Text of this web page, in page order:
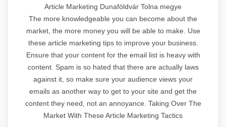
Article Marketing Dunaföldvár Tolna megye
The more knowledgeable you can become about the
market, the more money you will be able to make. Use
these article marketing tips to improve your business.
Ensure that your content for the email list is heavy with
content. Spam is so hated that there are actually laws
against it, so make sure your audience views your
emails as another way to get to your site and get the
content they need, not an annoyance. Taking Over The
Market With These Article Marketing Tactics